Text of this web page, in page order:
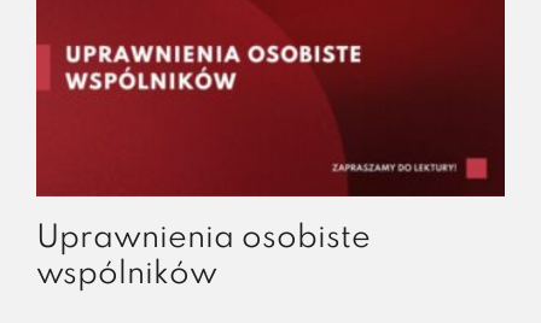
Uprawnienia osobiste
wspólników